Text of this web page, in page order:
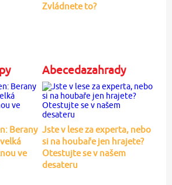
Zvládnete to?
Berany
ve
Abecedazahrady
Jste v lese za experta, nebo
si na houbaře jen hrajete?
Otestujte se v našem
desateru